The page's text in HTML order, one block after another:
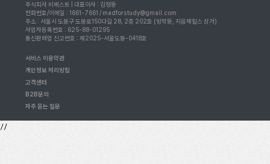
주식회사 비베스트 | 대표이사 : 김정동
전화번호/이메일 : 1661-7661 / madforstudy@gmail.com
주소 : 서울시 도봉구 도봉로150다길 28, 2층 202호 (방학동, 지음재힐스 상가)
사업자등록번호 : 625-88-01295
통신판매업 신고번호 : 제2025-서울도봉-0418호
서비스 이용약관
개인정보 처리방침
고객센터
B2B문의
자주 묻는 질문
//